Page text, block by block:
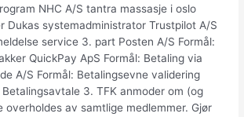
NHC A/S tantra massasje i oslo
Dukas systemadministrator Trustpilot A/S
service 3. part Posten A/S Formål:
QuickPay ApS Formål: Betaling via
A/S Formål: Betalingsevne validering
Betalingsavtale 3. TFK anmoder om (og
av samtlige medlemmer. Gjør